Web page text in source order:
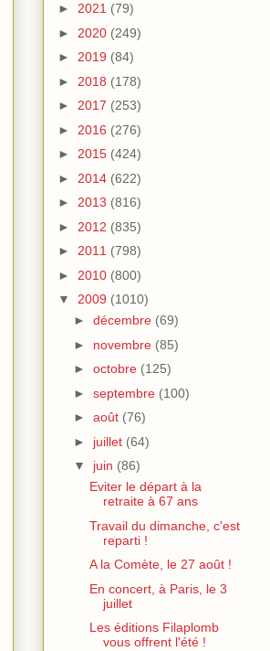
► 2021 (79)
► 2020 (249)
► 2019 (84)
► 2018 (178)
► 2017 (253)
► 2016 (276)
► 2015 (424)
► 2014 (622)
► 2013 (816)
► 2012 (835)
► 2011 (798)
► 2010 (800)
▼ 2009 (1010)
► décembre (69)
► novembre (85)
► octobre (125)
► septembre (100)
► août (76)
► juillet (64)
▼ juin (86)
Eviter le départ à la
retraite à 67 ans
Travail du dimanche, c'est
reparti !
A la Comète, le 27 août !
En concert, à Paris, le 3
juillet
Les éditions Filaplomb
vous offrent l'été !